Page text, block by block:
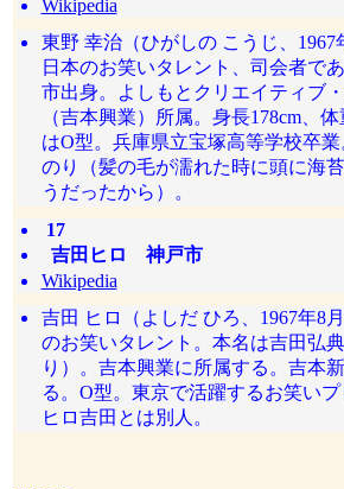
Wikipedia
東野 幸治（ひがしの こうじ、1967
日本のお笑いタレント、司会者で
市出身。よしもとクリエイティブ
（吉本興業）所属。身長178cm、
はO型。兵庫県立宝塚高等学校卒
のり（髪の毛が濡れた時に頭に海
うだったから）。
17
吉田ヒロ 神戸市
Wikipedia
吉田 ヒロ（よしだ ひろ、1967年8
のお笑いタレント。本名は吉田弘
り）。吉本興業に所属する。吉本
る。O型。東京で活躍するお笑いプ
ヒロ吉田とは別人。